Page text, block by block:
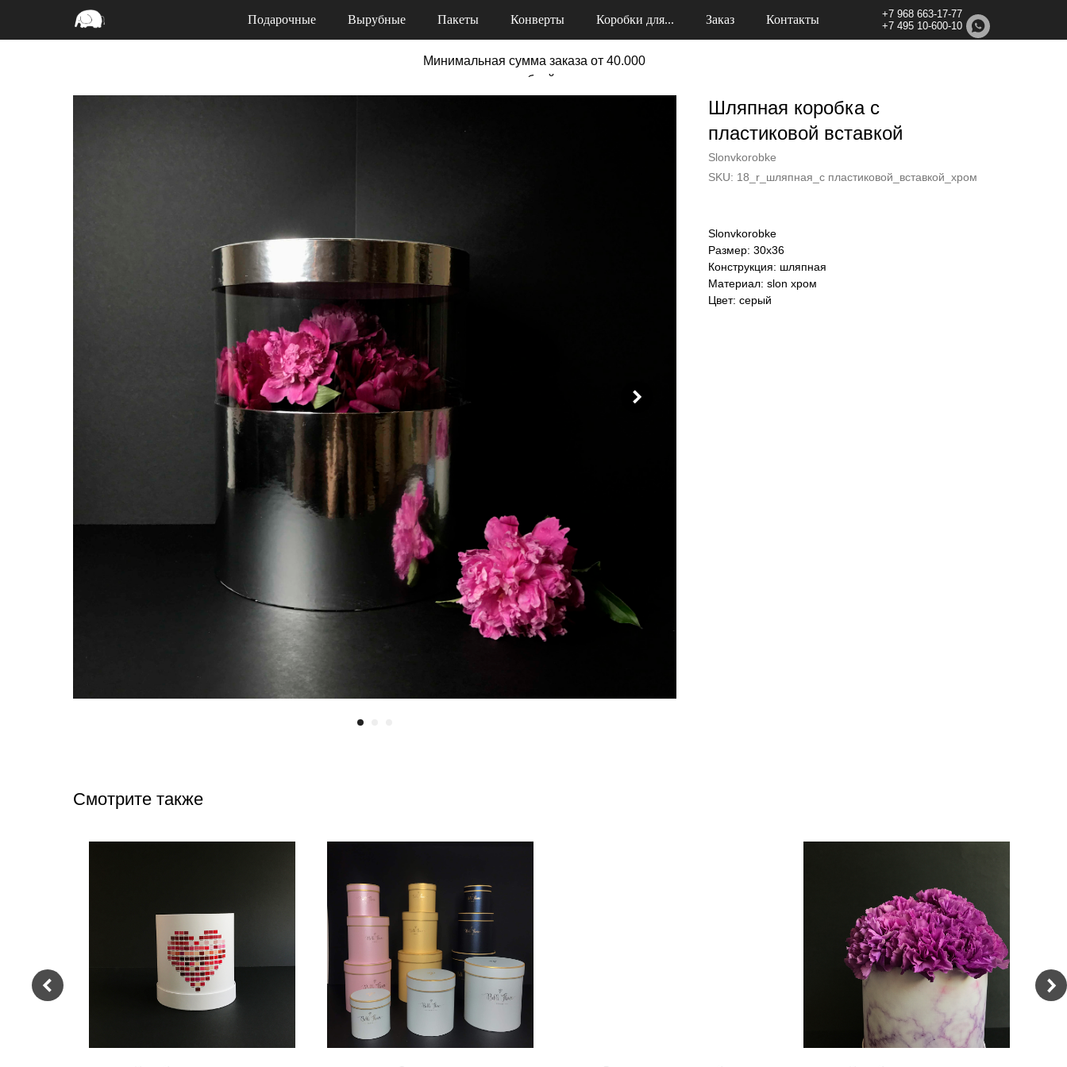
Минимальная сумма заказа от 40.000
рублей
Подарочные Вырубные Пакеты Конверты Коробки для... Заказ Контакты
+7 968 663-17-77
+7 495 10-600-10
Шляпная коробка с
пластиковой вставкой
Slonvkorobke
SKU: 18_r_шляпная_с пластиковой_вставкой_хром
Slonvkorobke
Размер: 30х36
Конструкция: шляпная
Материал: slon хром
Цвет: серый
Смотрите также